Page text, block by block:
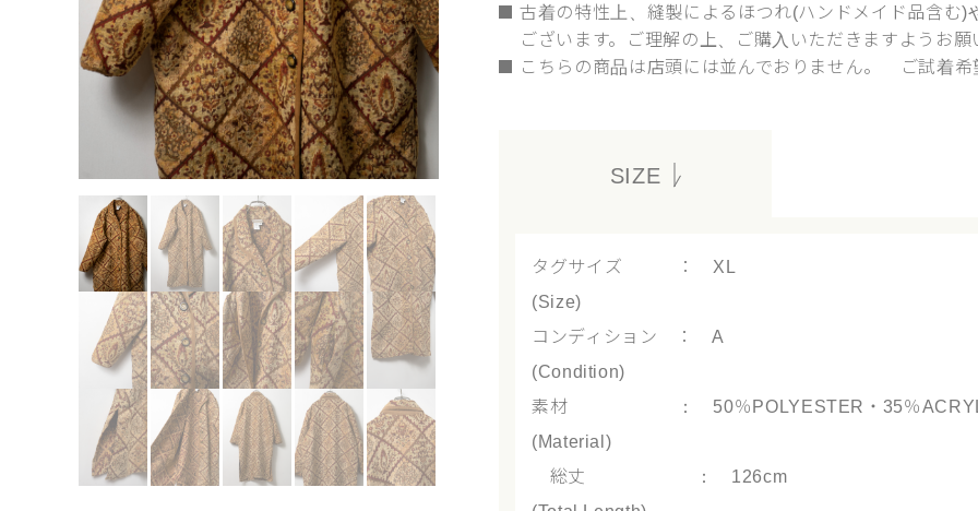
古着の特性上、縫製によるほつれ(ハンドメイド品含む
ございます。ご理解の上、ご購入いただきますようお願
こちらの商品は店頭には並んでおりません。 ご試着希
SIZE
タグサイズ ： XL
(Size)
コンディション ： A
(Condition)
素材 ： 50％POLYESTER・35％ACRYLIC
(Material)
総丈 ： 126cm